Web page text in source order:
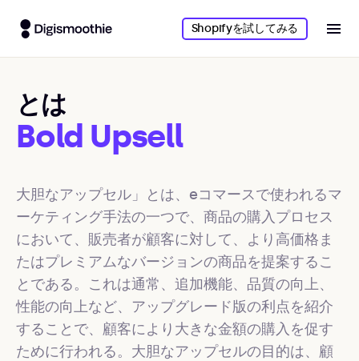
Shopifyを試してみる
とは
Bold Upsell
大胆なアップセル」とは、eコマースで使われるマ
ーケティング手法の一つで、商品の購入プロセス
において、販売者が顧客に対して、より高価格ま
たはプレミアムなバージョンの商品を提案するこ
とである。これは通常、追加機能、品質の向上、
性能の向上など、アップグレード版の利点を紹介
することで、顧客により大きな金額の購入を促す
ために行われる。大胆なアップセルの目的は、顧